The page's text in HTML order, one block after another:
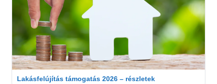
Lakásfelújítás támogatás 2026 – részletek